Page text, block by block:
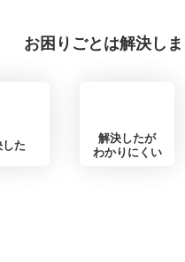
お困りごとは解決し
した
解決したが
わかりにくい